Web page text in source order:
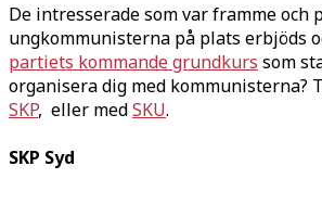
De intresserade som var framme och
ungkommunisterna på plats erbjöds
partiets kommande grundkurs som
organisera dig med kommunisterna?
SKP, eller medSKU.
SKP Syd